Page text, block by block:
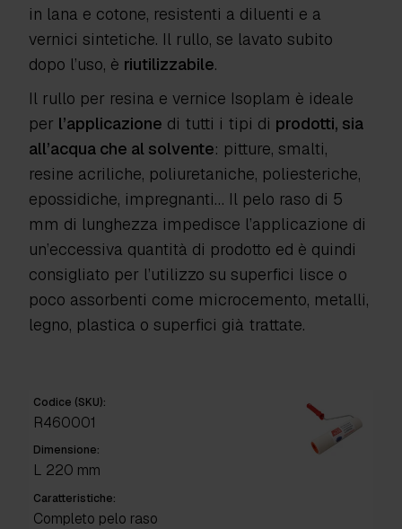
in lana e cotone, resistenti a diluenti e a
vernici sintetiche. Il rullo, se lavato subito
dopo l’uso, è riutilizzabile.
Il rullo per resina e vernice Isoplam è ideale
per l’applicazione di tutti i tipi di prodotti, sia
all’acqua che al solvente: pitture, smalti,
resine acriliche, poliuretaniche, poliesteriche,
epossidiche, impregnanti… Il pelo raso di 5
mm di lunghezza impedisce l’applicazione di
un’eccessiva quantità di prodotto ed è quindi
consigliato per l’utilizzo su superfici lisce o
poco assorbenti come microcemento, metalli,
legno, plastica o superfici già trattate.
Codice (SKU):
R460001
Dimensione:
L 220 mm
Caratteristiche:
Completo pelo raso